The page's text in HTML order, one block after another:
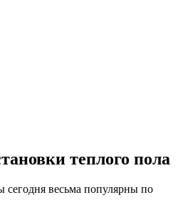
теплого пола
сегодня весьма популярны по